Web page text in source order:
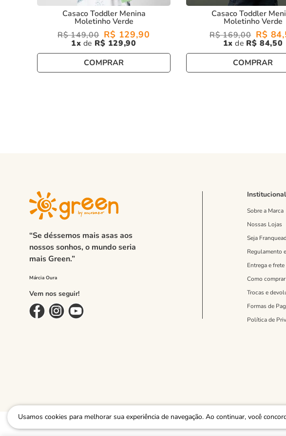
Usamos cookies para melhorar sua experiência de navegação. Ao continuar, você
Casaco Toddler Menina
Moletinho Verde
R$ 149,00 R$ 129,90
1 R$ 129,90
COMPRAR
Casaco Toddler
Moletinho Verde
R$ 169,00 R$ 84,
1 R$ 84,50
COMPRAR
“Se déssemos mais asas aos
nossos sonhos, o mundo seria
mais Green.”
Vem nos seguir!
Institucional
Sobre a Marca
Nossas Lojas
Seja
Regulamento
Entrega e frete
Como comprar
Trocas e
Formas de
Política de